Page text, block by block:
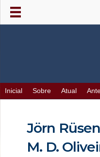
Inicial Sobre Atual
Jörn
M. D.